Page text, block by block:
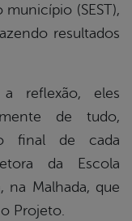
(SEST),
resultados
reflexão, eles
de tudo,
final de cada
da Escola
na Malhada, que
Projeto.